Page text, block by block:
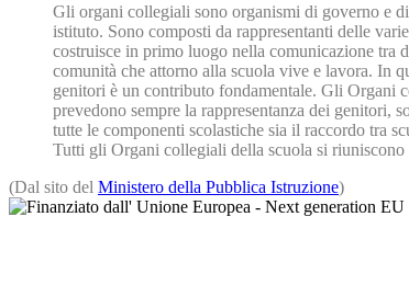
Gli organi collegiali sono organismi di governo e
istituto. Sono composti da rappresentanti delle
costruisce in primo luogo nella comunicazione tra
comunità che attorno alla scuola vive e lavora. In
genitori è un contributo fondamentale. Gli Organi
prevedono sempre la rappresentanza dei genitori,
tutte le componenti scolastiche sia il raccordo tra
Tutti gli Organi collegiali della scuola si
(Dal sito del Ministero della Pubblica Istruzione)